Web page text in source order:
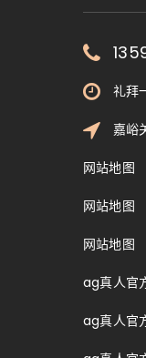
礼拜
嘉峪
网站地图
网站地图
网站地图
ag真人官
ag真人官